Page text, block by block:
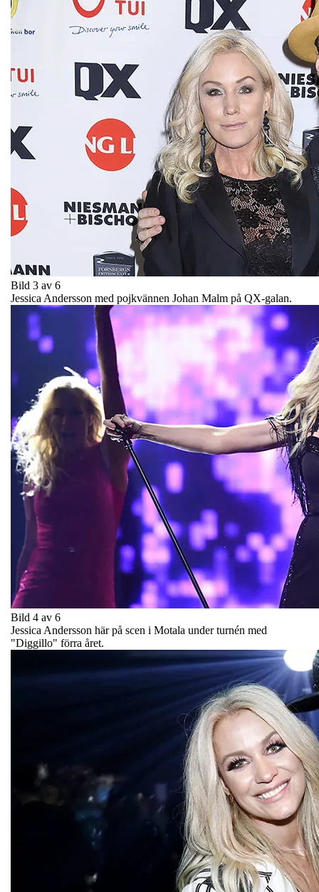
Bild 3 av 6
Jessica Andersson med pojkvännen Johan Malm på QX-galan.
Bild 4 av 6
Jessica Andersson här på scen i Motala under turnén med
"Diggillo" förra året.